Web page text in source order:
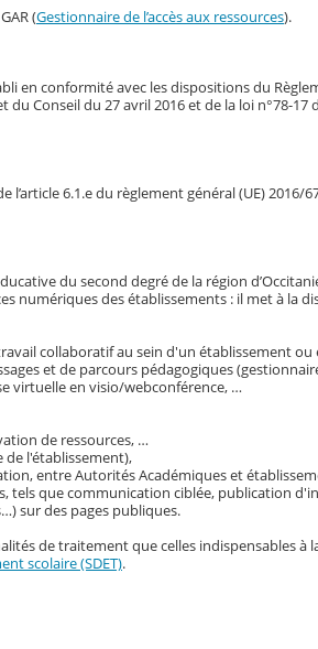
(Gestionnaire de l’accès aux ressources).
en conformité avec les dispositions du
Conseil du 27 avril 2016 et de la loi n°78-17
6.1.e du règlement général (UE) 2016/
du second degré de la région
numériques des établissements : il met à la
collaboratif au sein d'un établissement ou
et de parcours pédagogiques
virtuelle en visio/webconférence, …
de ressources, …
de l'établissement),
entre Autorités Académiques et
tels que communication ciblée, publication
sur des pages publiques.
de traitement que celles indispensables à
scolaire (SDET).